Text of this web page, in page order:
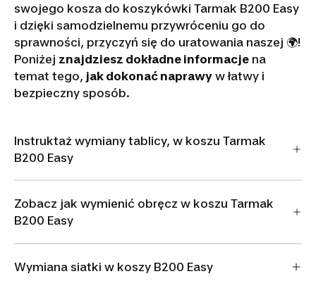
swojego kosza do koszykówki Tarmak B200 Easy
i dzięki samodzielnemu przywróceniu go do
sprawności, przyczyń się do uratowania naszej 🌍!
Poniżej znajdziesz dokładne informacje na
temat tego, jak dokonać naprawy w łatwy i
bezpieczny sposób.
Instruktaż wymiany tablicy, w koszu Tarmak
B200 Easy
Zobacz jak wymienić obręcz w koszu Tarmak
B200 Easy
Wymiana siatki w koszy B200 Easy